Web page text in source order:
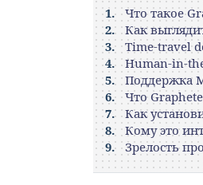
Что такое
Как
Time-travel
Human-in-
Поддержка
Что
Как
Кому это
Зрелость